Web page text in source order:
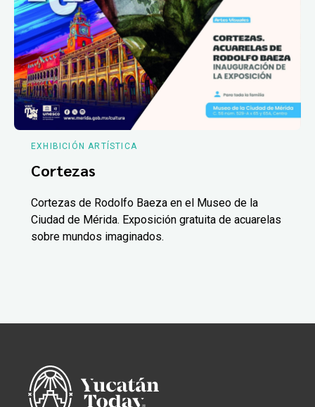
EXHIBICIÓN ARTÍSTICA
Cortezas
Cortezas de Rodolfo Baeza en el Museo de la
Ciudad de Mérida. Exposición gratuita de acuarelas
sobre mundos imaginados.